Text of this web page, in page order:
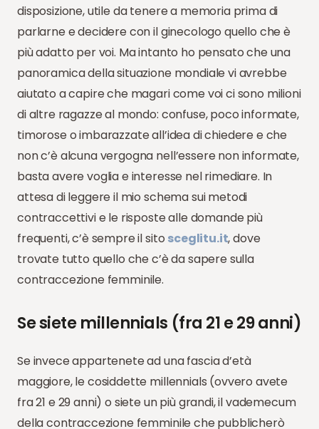
disposizione, utile da tenere a memoria prima di
parlarne e decidere con il ginecologo quello che è
più adatto per voi. Ma intanto ho pensato che una
panoramica della situazione mondiale vi avrebbe
aiutato a capire che magari come voi ci sono milioni
di altre ragazze al mondo: confuse, poco informate,
timorose o imbarazzate all’idea di chiedere e che
non c’è alcuna vergogna nell’essere non informate,
basta avere voglia e interesse nel rimediare. In
attesa di leggere il mio schema sui metodi
contraccettivi e le risposte alle domande più
frequenti, c’è sempre il sito sceglitu.it, dove
trovate tutto quello che c’è da sapere sulla
contraccezione femminile.
Se siete millennials (fra 21 e 29 anni)
Se invece appartenete ad una fascia d’età
maggiore, le cosiddette millennials (ovvero avete
fra 21 e 29 anni) o siete un più grandi, il vademecum
della contraccezione femminile che pubblicherò